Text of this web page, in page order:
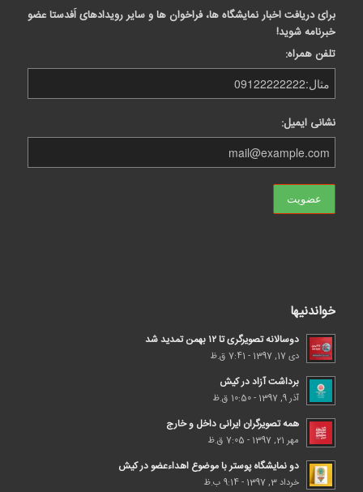
برای دریافت اخبار نمایشگاه ها، فراخوان ها و سایر رویدادهای اَفدستا عضو
خبرنامه شوید!
تلفن همراه:
نشانی ایمیل:
خواندنیها
دوسالانه تصویرگری تا ۱۲ بهمن تمدید شد
دی 17, 1397 - 7:41 ق.ظ
برداشت آزاد در کیش
آذر 9, 1397 - 10:50 ق.ظ
همه تصویرگران ایرانی داخل و خارج
مهر 21, 1397 - 7:05 ق.ظ
دو نمایشگاه پوستر با موضوع اهداء‌عضو در کیش
خرداد 3, 1397 - 9:14 ب.ظ